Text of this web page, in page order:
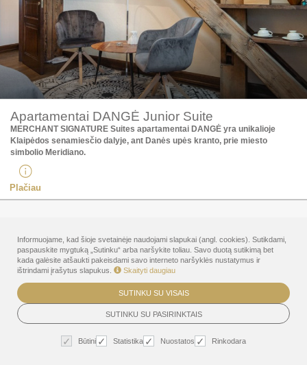
Apartamentai DANGĖ Junior Suite
MERCHANT SIGNATURE Suites apartamentai DANGĖ yra unikalioje
Klaipėdos senamiesčio dalyje, ant Danės upės kranto, prie miesto
simbolio Meridiano.
Plačiau
Klaipėda, Merchant Signature suites
Informuojame, kad šioje svetainėje naudojami slapukai (angl. cookies). Sutikdami,
paspauskite mygtuką „Sutinku“ arba naršykite toliau. Savo duotą sutikimą bet
kada galėsite atšaukti pakeisdami savo interneto naršyklės nustatymus ir
ištrindami įrašytus slapukus.
Skaityti daugiau
SUTINKU SU VISAIS
SUTINKU SU PASIRINKTAIS
Būtini Statistika Nuostatos Rinkodara